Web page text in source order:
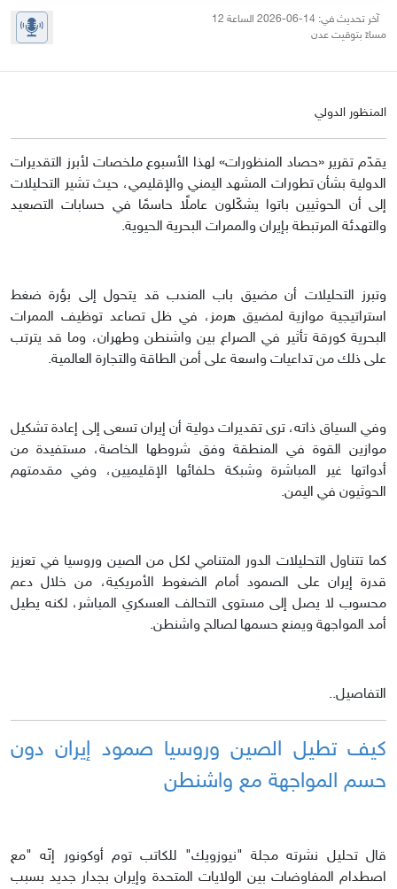
آخر تحديث في: 14-06-2026 الساعة 12
مساءً بتوقيت عدن
المنظور الدولي
يقدّم تقرير «حصاد المنظورات» لهذا الأسبوع ملخصات لأبرز التقديرات
الدولية بشأن تطورات المشهد اليمني والإقليمي، حيث تشير التحليلات
إلى أن الحوثيين باتوا يشكّلون عاملًا حاسمًا في حسابات التصعيد
والتهدئة المرتبطة بإيران والممرات البحرية الحيوية.
وتبرز التحليلات أن مضيق باب المندب قد يتحول إلى بؤرة ضغط
استراتيجية موازية لمضيق هرمز، في ظل تصاعد توظيف الممرات
البحرية كورقة تأثير في الصراع بين واشنطن وطهران، وما قد يترتب
على ذلك من تداعيات واسعة على أمن الطاقة والتجارة العالمية.
وفي السياق ذاته، ترى تقديرات دولية أن إيران تسعى إلى إعادة تشكيل
موازين القوة في المنطقة وفق شروطها الخاصة، مستفيدة من
أدواتها غير المباشرة وشبكة حلفائها الإقليميين، وفي مقدمتهم
الحوثيون في اليمن.
كما تتناول التحليلات الدور المتنامي لكل من الصين وروسيا في تعزيز
قدرة إيران على الصمود أمام الضغوط الأمريكية، من خلال دعم
محسوب لا يصل إلى مستوى التحالف العسكري المباشر، لكنه يطيل
أمد المواجهة ويمنع حسمها لصالح واشنطن.
التفاصيل..
كيف تطيل الصين وروسيا صمود إيران دون
حسم المواجهة مع واشنطن
قال تحليل نشرته مجلة "نيوزويك" للكاتب توم أوكونور إنّه "مع
اصطدام المفاوضات بين الولايات المتحدة وإيران بجدار جديد بسبب